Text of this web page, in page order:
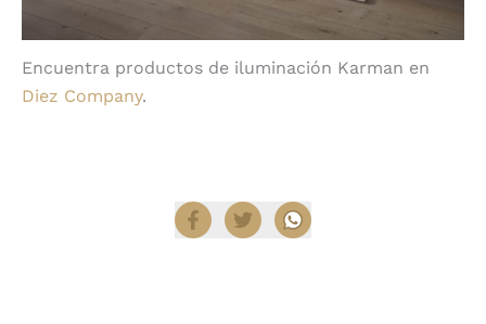
Encuentra productos de iluminación Karman en
Diez Company.